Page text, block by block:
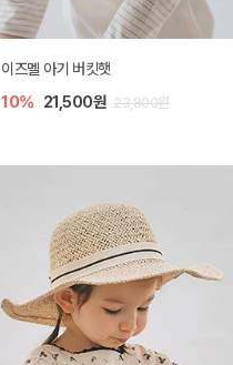
이즈멜 아기 버킷햇
10% 21,500원 23,800원